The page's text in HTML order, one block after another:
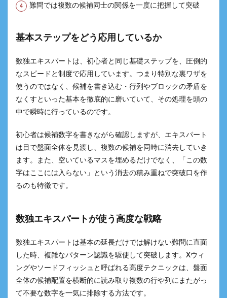
難問では複数の候補同士の関係を一度に把握して突破
基本ステップをどう応用しているか
数独エキスパートは、初心者と同じ基礎ステップを、圧倒的
なスピードと制度で応用しています。つまり特別な裏ワザを
使うのではなく、候補を書き込む・行列やブロックの矛盾を
なくすといった基本を徹底的に磨いていて、その処理を頭の
中で瞬時に行っているのです。
初心者は候補数字を書きながら確認しますが、エキスパート
は目で盤面全体を見渡し、複数の候補を同時に消去していき
ます。また、空いているマスを埋めるだけでなく、「この数
字はここには入らない」という消去の積み重ねで突破口を作
るのも特徴です。
数独エキスパートが使う高度な戦略
数独エキスパートは基本の延長だけでは解けない難問に直面
した時、複雑なパターン認識を駆使して突破します。Xウィ
ングやソードフィッシュと呼ばれる高度テクニックは、盤面
全体の候補配置を横断的に読み取り複数の行や列にまたがっ
て不要な数字を一気に排除する方法です。